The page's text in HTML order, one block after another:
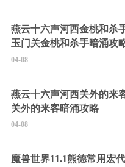
燕云十六声河西金桃和杀
玉门关金桃和杀手暗涌攻
04-08
燕云十六声河西关外的来
关外的来客暗涌攻略
04-08
魔兽世界11.1熊德常用宏